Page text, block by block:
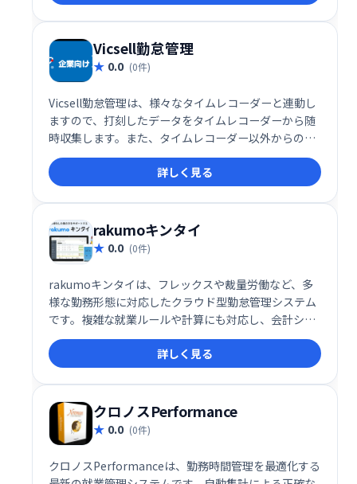
Vicsell勤怠管理
0.0 (0件)
Vicsell勤怠管理は、様々なタイムレコーダーと連動し
ますので、打刻したデータをタイムレコーダーから随
時収集します。また、タイムレコーダー以外からの打
刻も可能です(Webブラウザ/携帯電話/スマートフォ
ン)。
詳しく見る
rakumoキンタイ
0.0 (0件)
rakumoキンタイは、フレックスや裁量労働など、多
様な勤務形態に対応したクラウド型勤怠管理システム
です。複雑な就業ルールや計算にも対応し、会計シス
テムとの連携も可能です。スマホ打刻にも対応し、正
確な勤務情報の把握と効率的な集計を実現します。働
き方改革法にも準拠しています。
詳しく見る
クロノスPerformance
0.0 (0件)
クロノスPerformanceは、勤務時間管理を最適化する